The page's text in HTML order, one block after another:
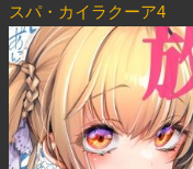
スパ・カイラクーア4